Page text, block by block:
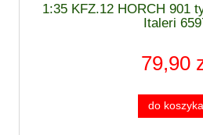
1:35 KFZ.12 HORCH 901
Italeri
79,90
do koszyka